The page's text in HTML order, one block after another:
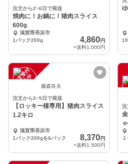
注文から2~6日で発送
焼肉に！お鍋に！猪肉スライス
600g
滋賀県長浜市
1パック200g
4,860円
+送料1,000円
注
文
受
付
停
止
中 藤森良夫
注文から2~5日で発送
【ロッキー様専用】猪肉スライス
1.2キロ
滋賀県長浜市
1パック200gを6パック
8,370円
+送料1,500円
注